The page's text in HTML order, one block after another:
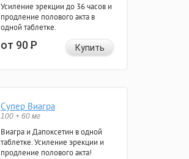
Усиление эрекции до 36 часов и
продление полового акта в
одной таблетке.
от 90Р Купить
Супер Виагра
100 + 60 мг
Виагра и Дапоксетин в одной
таблетке. Усиление эрекции и
продление полового акта!